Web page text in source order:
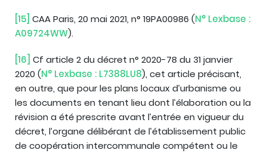
[15] CAA Paris, 20 mai 2021, n° 19PA00986 (N° Lexbase :
A09724WW).
[16] Cf article 2 du décret n° 2020-78 du 31 janvier
2020 (N° Lexbase : L7388LU8), cet article précisant,
en outre, que pour les plans locaux d’urbanisme ou
les documents en tenant lieu dont l’élaboration ou la
révision a été prescrite avant l’entrée en vigueur du
décret, l’organe délibérant de l’établissement public
de coopération intercommunale compétent ou le